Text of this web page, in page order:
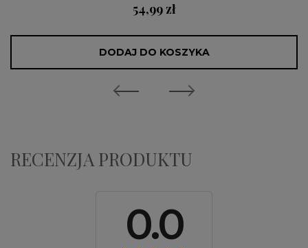
54,99 zł
DODAJ DO KOSZYKA
RECENZJA PRODUKTU
0.0